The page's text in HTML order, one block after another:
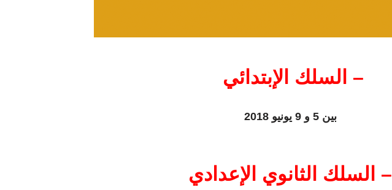
– السلك الإبتدائي
بين 5 و 9 يونيو 2018
– السلك الثانوي الإعدادي